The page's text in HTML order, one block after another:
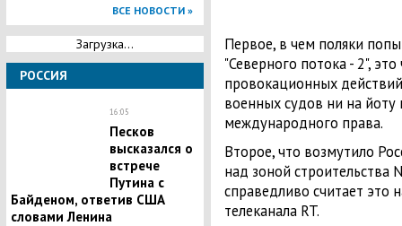
ВСЕ НОВОСТИ »
Загрузка...
РОССИЯ
16:05
Песков
высказался о
встрече
Путина с
Байденом, ответив США
словами Ленина
Первое, в чем поляки
"Северного потока - 2",
провокационных
военных судов ни на
международного права.
Второе, что возмутило
над зоной строительства
справедливо считает
телеканала RT.